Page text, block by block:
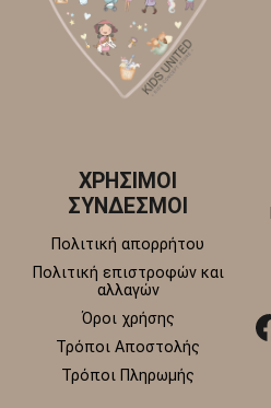
ΧΡΗΣΙΜΟΙ
ΣΥΝΔΕΣΜΟΙ
Πολιτική απορρήτου
Πολιτική επιστροφών και
αλλαγών
Όροι χρήσης
Τρόποι Αποστολής
Τρόποι Πληρωμής